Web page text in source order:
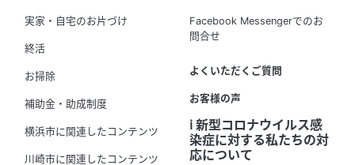
実家・自宅のお片づけ
終活
お掃除
補助金・助成制度
横浜市に関連したコンテンツ
川崎市に関連したコンテンツ
Facebook Messengerでのお
問合せ
よくいただくご質問
お客様の声
ℹ️ 新型コロナウイルス感
染症に対する私たちの対
応について